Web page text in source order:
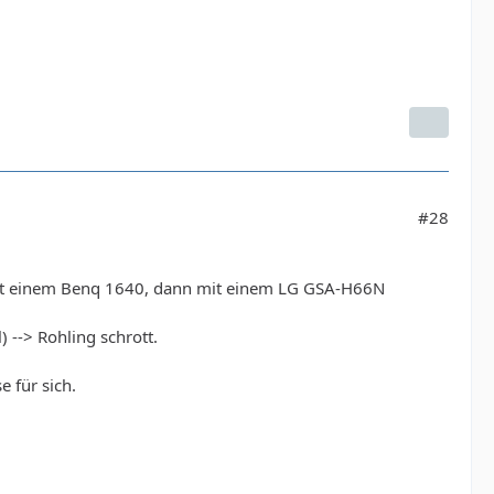
#28
Benq 1640, dann mit einem LG GSA-H66N
--> Rohling schrott.
für sich.